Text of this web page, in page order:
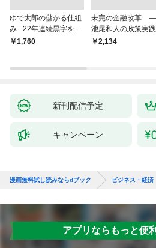
ゆで太郎の儲かる仕組
み - 22年連続黒字を支
えるがっちり経営術 -
￥1,760
未完の金融改革
池尾和人の政策実践
￥2,134
新刊配信予定
キャンペーン
漫画無料試し読みならdブック ビジネス・経済
アプリならもっと便